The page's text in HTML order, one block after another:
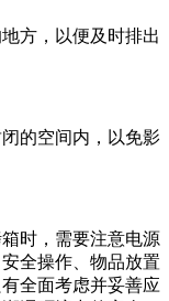
方，以便及时排出
的空间内，以免影
时，需要注意电源
全操作、物品放置
全面考虑并妥善应